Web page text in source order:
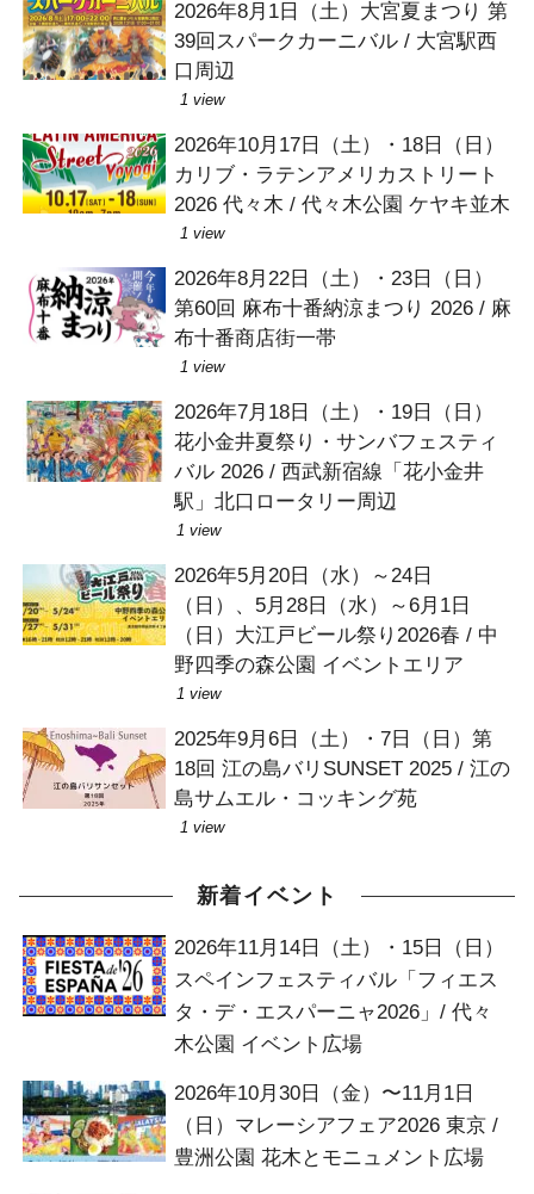
2026年8月1日（土）大宮夏まつり 第
39回スパークカーニバル / 大宮駅西
口周辺
1 view
2026年10月17日（土）・18日（日）
カリブ・ラテンアメリカストリート
2026 代々木 / 代々木公園 ケヤキ並木
1 view
2026年8月22日（土）・23日（日）
第60回 麻布十番納涼まつり 2026 / 麻
布十番商店街一帯
1 view
2026年7月18日（土）・19日（日）
花小金井夏祭り・サンバフェスティ
バル 2026 / 西武新宿線「花小金井
駅」北口ロータリー周辺
1 view
2026年5月20日（水）～24日
（日）、5月28日（水）～6月1日
（日）大江戸ビール祭り2026春 / 中
野四季の森公園 イベントエリア
1 view
2025年9月6日（土）・7日（日）第
18回 江の島バリSUNSET 2025 / 江の
島サムエル・コッキング苑
1 view
新着イベント
2026年11月14日（土）・15日（日）
スペインフェスティバル「フィエス
タ・デ・エスパーニャ2026」/ 代々
木公園 イベント広場
2026年10月30日（金）〜11月1日
（日）マレーシアフェア2026 東京 /
豊洲公園 花木とモニュメント広場